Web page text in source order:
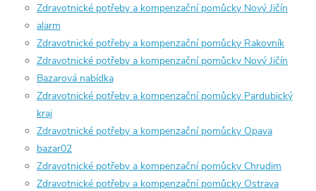
Zdravotnické potřeby a kompenzační pomůcky Nový Jičín
alarm
Zdravotnické potřeby a kompenzační pomůcky Rakovník
Zdravotnické potřeby a kompenzační pomůcky Nový Jičín
Bazarová nabídka
Zdravotnické potřeby a kompenzační pomůcky Pardubický
kraj
Zdravotnické potřeby a kompenzační pomůcky Opava
bazar02
Zdravotnické potřeby a kompenzační pomůcky Chrudim
Zdravotnické potřeby a kompenzační pomůcky Ostrava